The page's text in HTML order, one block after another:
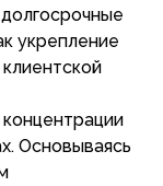
укрепление
Основываясь